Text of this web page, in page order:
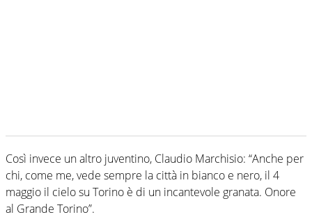
Così invece un altro juventino, Claudio Marchisio: “Anche per
chi, come me, vede sempre la città in bianco e nero, il 4
maggio il cielo su Torino è di un incantevole granata. Onore
al Grande Torino”.